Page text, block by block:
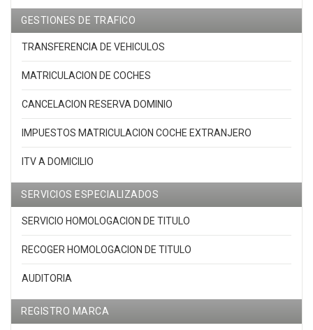
GESTIONES DE TRAFICO
TRANSFERENCIA DE VEHICULOS
MATRICULACION DE COCHES
CANCELACION RESERVA DOMINIO
IMPUESTOS MATRICULACION COCHE EXTRANJERO
ITV A DOMICILIO
SERVICIOS ESPECIALIZADOS
SERVICIO HOMOLOGACION DE TITULO
RECOGER HOMOLOGACION DE TITULO
AUDITORIA
REGISTRO MARCA